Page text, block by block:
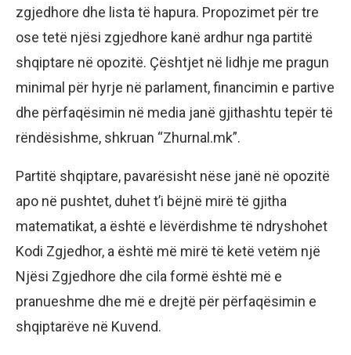
zgjedhore dhe lista të hapura. Propozimet për tre
ose tetë njësi zgjedhore kanë ardhur nga partitë
shqiptare në opozitë. Çështjet në lidhje me pragun
minimal për hyrje në parlament, financimin e partive
dhe përfaqësimin në media janë gjithashtu tepër të
rëndësishme, shkruan “Zhurnal.mk”.
Partitë shqiptare, pavarësisht nëse janë në opozitë
apo në pushtet, duhet t’i bëjnë mirë të gjitha
matematikat, a është e lëvërdishme të ndryshohet
Kodi Zgjedhor, a është më mirë të ketë vetëm një
Njësi Zgjedhore dhe cila formë është më e
pranueshme dhe më e drejtë për përfaqësimin e
shqiptarëve në Kuvend.